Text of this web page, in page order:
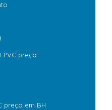
PVC preço
preço em BH